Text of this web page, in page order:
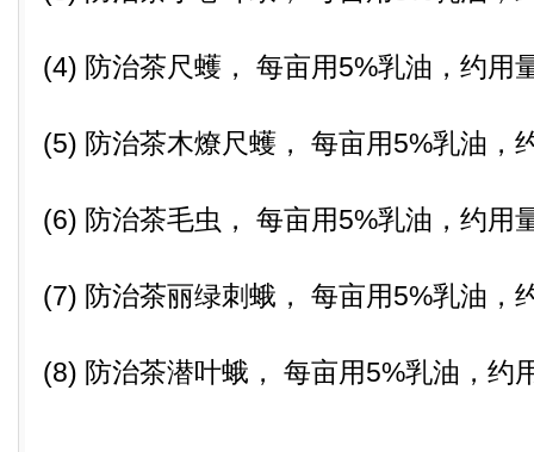
(4) 防治茶尺蠖， 每亩用5%乳油，约用
(5) 防治茶木燎尺蠖， 每亩用5%乳油，
(6) 防治茶毛虫， 每亩用5%乳油，约用
(7) 防治茶丽绿刺蛾， 每亩用5%乳油，
(8) 防治茶潜叶蛾， 每亩用5%乳油，约